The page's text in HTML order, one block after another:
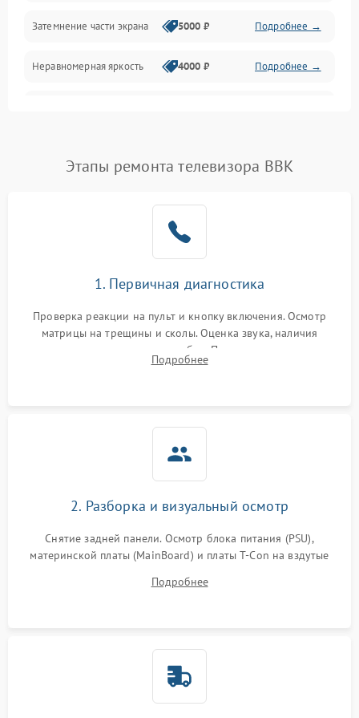
Механические повреждения
Программное обеспечение
Сеть и подключения
Затемнение части экрана 5000 ₽ Подробнее →
Неравномерная яркость 4000 ₽ Подробнее →
Этапы ремонта телевизора BBK
1. Первичная диагностика
Проверка реакции на пульт и кнопку включения. Осмотр
матрицы на трещины и сколы. Оценка звука, наличия
подсветки и индикаторов ошибок. Подключение тестовых
источников сигнала для выявления симптомов поломки.
Подробнее
2. Разборка и визуальный осмотр
Снятие задней панели. Осмотр блока питания (PSU),
материнской платы (MainBoard) и платы T-Con на вздутые
Проверка надежности фиксации и целостности шлейфов.
Подробнее